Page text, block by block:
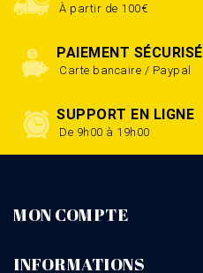
À partir de 100€
PAIEMENT SÉCURISÉ
Carte bancaire / Paypal
SUPPORT EN LIGNE
De 9h00 à 19h00
MON COMPTE
INFORMATIONS